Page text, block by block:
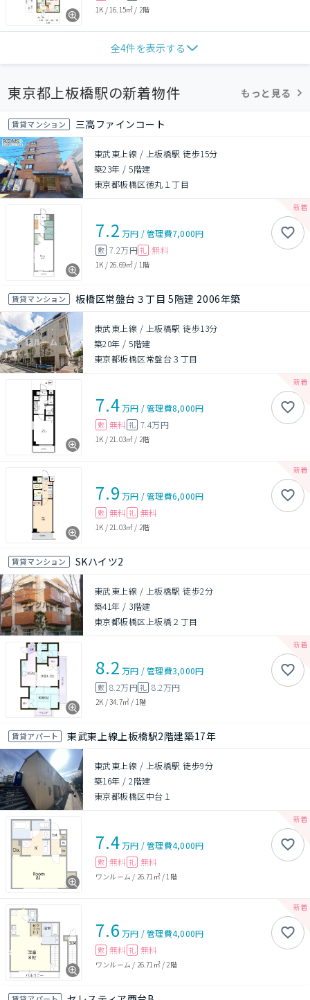
1K / 16.15㎡ / 2階
全4件を表示する
東京都上板橋駅の新着物件 もっと見る
賃貸マンション 三高ファインコート
東武東上線 / 上板橋駅 徒歩15分
築23年 /5階建
東京都板橋区徳丸１丁目
7.2 万円 /管理費7,000円
敷 7.2万円 礼 無料
1K / 26.69㎡ / 1階
賃貸マンション 板橋区常盤台３丁目 5階建 2006年築
東武東上線 / 上板橋駅 徒歩13分
築20年 /5階建
東京都板橋区常盤台３丁目
7.4万円 /管理費8,000円
敷 無料 礼 7.4万円
1K / 21.03㎡ / 2階
7.9 万円 /管理費6,000円
敷 無料 礼 無料
1K / 21.03㎡ / 2階
賃貸マンション SKハイツ2
東武東上線 / 上板橋駅 徒歩2分
築41年 / 3階建
東京都板橋区上板橋２丁目
8.2 万円 /管理費3,000円
敷 8.2万円礼 8.2万円
2K /34.7㎡ / 1階
賃貸アパート 東武東上線上板橋駅2階建築17年
東武東上線 / 上板橋駅 徒歩9分
築16年 /2階建
東京都板橋区中台１
7.4万円 /管理費4,000円
敷 無料 礼 無料
ワンルーム / 26.71㎡/ 1階
7.6 万円 /管理費4,000円
敷 無料 礼 無料
ワンルーム / 26.71㎡/ 2階